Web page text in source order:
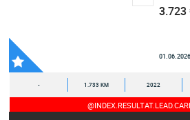
3.723
01.06.2026
- 1.733 KM 2022